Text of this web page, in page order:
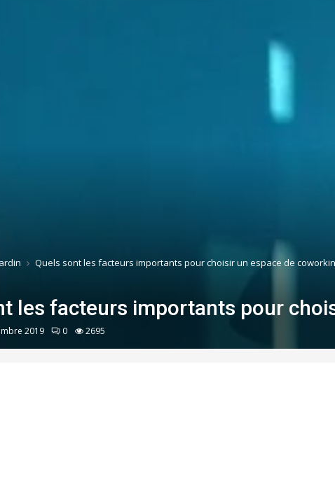
Quels sont les facteurs importants pour choisir un espace de
les facteurs importants pour
2019 0 2695